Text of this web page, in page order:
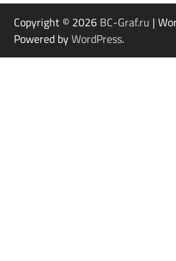
Copyright © 2026 BC-Graf.ru |
Powered byWordPress.